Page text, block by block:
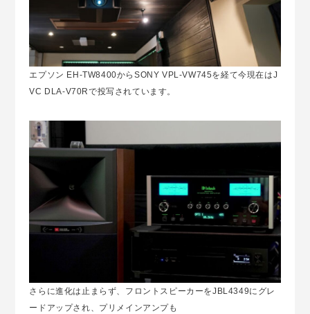
エプソン EH-TW8400からSONY VPL-VW745を経て今現在はJ
VC DLA-V70Rで投写されています。
さらに進化は止まらず、フロントスピーカーをJBL4349にグレ
ードアップされ、プリメインアンプも